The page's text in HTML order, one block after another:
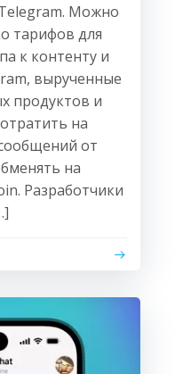
Можно
тарифов для
к контенту и
вырученные
продуктов и
на
от
на
Разработчики